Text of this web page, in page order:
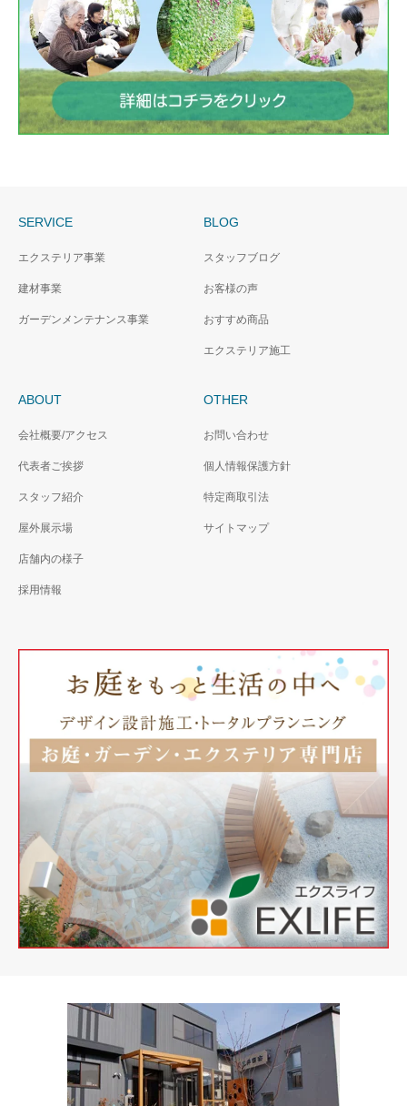
SERVICE
エクステリア事業
建材事業
ガーデンメンテナンス事業
BLOG
スタッフブログ
お客様の声
おすすめ商品
エクステリア施工
ABOUT
会社概要/アクセス
代表者ご挨拶
スタッフ紹介
屋外展示場
店舗内の様子
採用情報
OTHER
お問い合わせ
個人情報保護方針
特定商取引法
サイトマップ